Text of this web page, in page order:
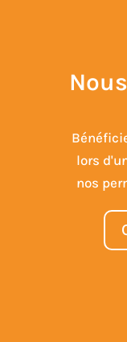
lors
nos